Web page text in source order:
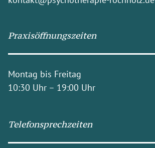
Praxisöffnungszeiten
Montag bis Freitag
10:30 Uhr – 19:00 Uhr
Telefonsprechzeiten